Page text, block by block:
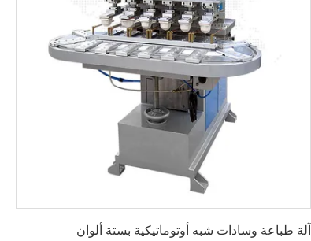
آلة طباعة وسادات شبه أوتوماتيكية بستة ألوان